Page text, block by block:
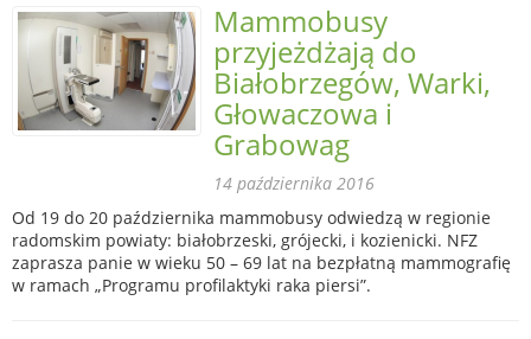
Mammobusy
przyjeżdżają do
Białobrzegów, Warki,
Głowaczowa i
Grabowag
14 października 2016
Od 19 do 20 października mammobusy odwiedzą w regionie
radomskim powiaty: białobrzeski, grójecki, i kozienicki. NFZ
zaprasza panie w wieku 50 – 69 lat na bezpłatną mammografię
w ramach „Programu profilaktyki raka piersi”.